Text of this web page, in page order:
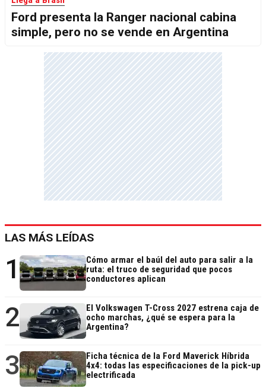
Ford presenta la Ranger nacional cabina
simple, pero no se vende en Argentina
LAS MÁS LEÍDAS
1
Cómo armar el baúl del auto para salir a la
ruta: el truco de seguridad que pocos
conductores aplican
2
El Volkswagen T-Cross 2027 estrena caja de
ocho marchas, ¿qué se espera para la
Argentina?
3
Ficha técnica de la Ford Maverick Híbrida
4x4: todas las especificaciones de la pick-up
electrificada